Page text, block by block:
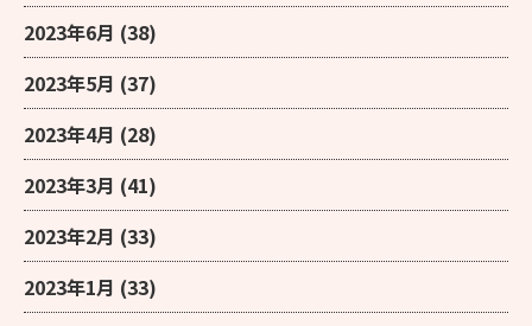
2023年6月 (38)
2023年5月 (37)
2023年4月 (28)
2023年3月 (41)
2023年2月 (33)
2023年1月 (33)